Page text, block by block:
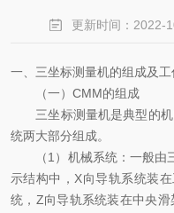
更新时间：2022-
一、三坐标测量机的组成及工
（一）CMM的组成
三坐标测量机是典型的机
统两大部分组成。
（1）机械系统：一般由
示结构中，X向导轨系统装
统，Z向导轨系统装在中央